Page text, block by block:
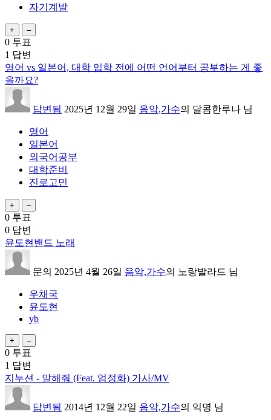
자기계발
0 투표
1 답변
영어 vs 일본어, 대학 입학 전에 어떤 언어부터 공부하는 게 좋
을까요?
답변됨 2025년 12월 29일 음악,가수의 달콤한루나 님
영어
일본어
외국어공부
대학준비
진로고민
0 투표
0 답변
윤도현밴드 노래
문의 2025년 4월 26일 음악,가수의 노랑발라드 님
우채국
윤도현
yb
0 투표
1 답변
지누션 - 말해줘 (Feat. 엄정화) 가사/MV
답변됨 2014년 12월 22일 음악,가수의 익명 님